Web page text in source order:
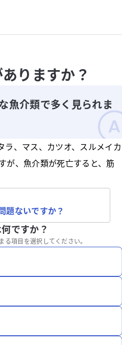
りますか？
魚介類で多く見られま
ラ、マス、カツオ、スルメイカ
が、魚介類が死亡すると、筋
題ないですか？
ですか？
る項目を選択してください。